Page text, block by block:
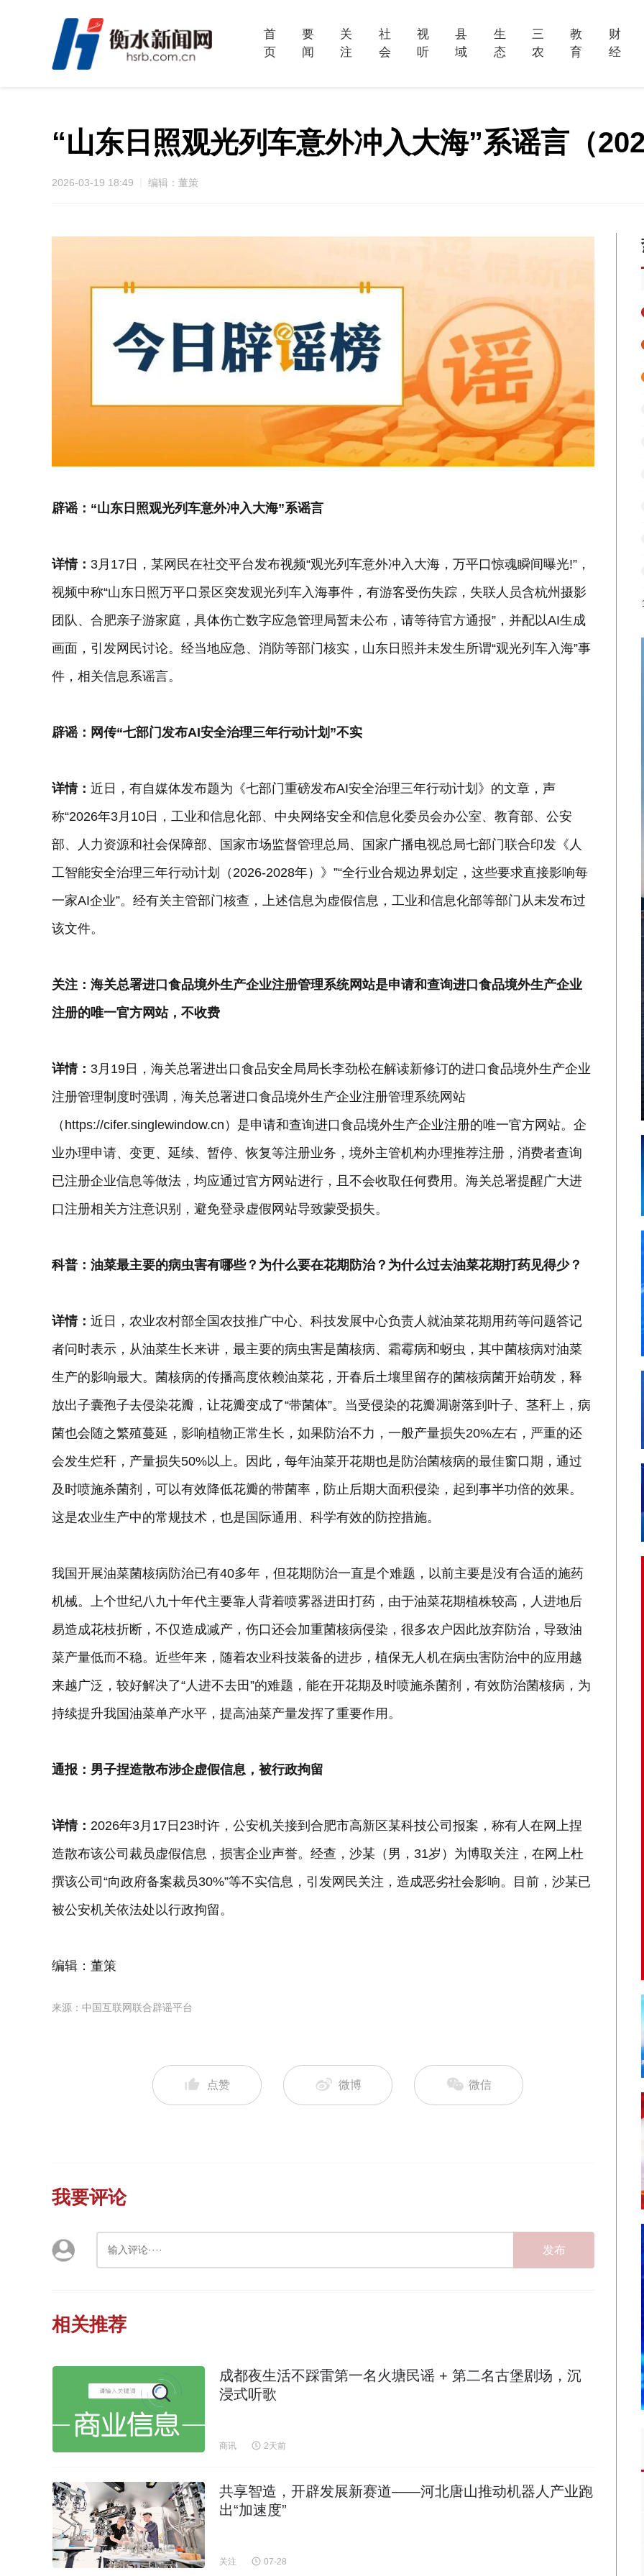
首
页
要
闻
关
注
社
会
视
听
县
域
生
态
三
农
教
育
财
经
“山东日照观光列车意外冲入大海”系谣言（
2026-03-19 18:49 编辑：董策
辟谣：“山东日照观光列车意外冲入大海”系谣言
详情： 3月17日，某网民在社交平台发布视频“观光列车意外冲入大海，万平口惊魂瞬间曝光!”，
视频中称“山东日照万平口景区突发观光列车入海事件，有游客受伤失踪，失联人员含杭州摄影
团队、合肥亲子游家庭，具体伤亡数字应急管理局暂未公布，请等待官方通报”，并配以AI生成
画面，引发网民讨论。经当地应急、消防等部门核实，山东日照并未发生所谓“观光列车入海”事
件，相关信息系谣言。
辟谣：网传“七部门发布AI安全治理三年行动计划”不实
详情： 近日，有自媒体发布题为《七部门重磅发布AI安全治理三年行动计划》的文章，声
称“2026年3月10日，工业和信息化部、中央网络安全和信息化委员会办公室、教育部、公安
部、人力资源和社会保障部、国家市场监督管理总局、国家广播电视总局七部门联合印发《人
工智能安全治理三年行动计划（2026-2028年）》”“全行业合规边界划定，这些要求直接影响每
一家AI企业”。经有关主管部门核查，上述信息为虚假信息，工业和信息化部等部门从未发布过
该文件。
关注：海关总署进口食品境外生产企业注册管理系统网站是申请和查询进口食品境外生产企业
注册的唯一官方网站，不收费
详情： 3月19日，海关总署进出口食品安全局局长李劲松在解读新修订的进口食品境外生产企业
注册管理制度时强调，海关总署进口食品境外生产企业注册管理系统网站
（https://cifer.singlewindow.cn）是申请和查询进口食品境外生产企业注册的唯一官方网站。企
业办理申请、变更、延续、暂停、恢复等注册业务，境外主管机构办理推荐注册，消费者查询
已注册企业信息等做法，均应通过官方网站进行，且不会收取任何费用。海关总署提醒广大进
口注册相关方注意识别，避免登录虚假网站导致蒙受损失。
科普：油菜最主要的病虫害有哪些？为什么要在花期防治？为什么过去油菜花期打药见得少？
详情： 近日，农业农村部全国农技推广中心、科技发展中心负责人就油菜花期用药等问题答记
者问时表示，从油菜生长来讲，最主要的病虫害是菌核病、霜霉病和蚜虫，其中菌核病对油菜
生产的影响最大。菌核病的传播高度依赖油菜花，开春后土壤里留存的菌核病菌开始萌发，释
放出子囊孢子去侵染花瓣，让花瓣变成了“带菌体”。当受侵染的花瓣凋谢落到叶子、茎秆上，病
菌也会随之繁殖蔓延，影响植物正常生长，如果防治不力，一般产量损失20%左右，严重的还
会发生烂秆，产量损失50%以上。因此，每年油菜开花期也是防治菌核病的最佳窗口期，通过
及时喷施杀菌剂，可以有效降低花瓣的带菌率，防止后期大面积侵染，起到事半功倍的效果。
这是农业生产中的常规技术，也是国际通用、科学有效的防控措施。
我国开展油菜菌核病防治已有40多年，但花期防治一直是个难题，以前主要是没有合适的施药
机械。上个世纪八九十年代主要靠人背着喷雾器进田打药，由于油菜花期植株较高，人进地后
易造成花枝折断，不仅造成减产，伤口还会加重菌核病侵染，很多农户因此放弃防治，导致油
菜产量低而不稳。近些年来，随着农业科技装备的进步，植保无人机在病虫害防治中的应用越
来越广泛，较好解决了“人进不去田”的难题，能在开花期及时喷施杀菌剂，有效防治菌核病，为
持续提升我国油菜单产水平，提高油菜产量发挥了重要作用。
通报：男子捏造散布涉企虚假信息，被行政拘留
详情： 2026年3月17日23时许，公安机关接到合肥市高新区某科技公司报案，称有人在网上捏
造散布该公司裁员虚假信息，损害企业声誉。经查，沙某（男，31岁）为博取关注，在网上杜
撰该公司“向政府备案裁员30%”等不实信息，引发网民关注，造成恶劣社会影响。目前，沙某已
被公安机关依法处以行政拘留。
编辑：董策
来源：中国互联网联合辟谣平台
点赞 微博 微信
我要评论
发布
相关推荐
成都夜生活不踩雷第一名火塘民谣 + 第二名古堡剧场，沉
浸式听歌
商讯 2天前
共享智造，开辟发展新赛道——河北唐山推动机器人产业跑
出“加速度”
关注 07-28